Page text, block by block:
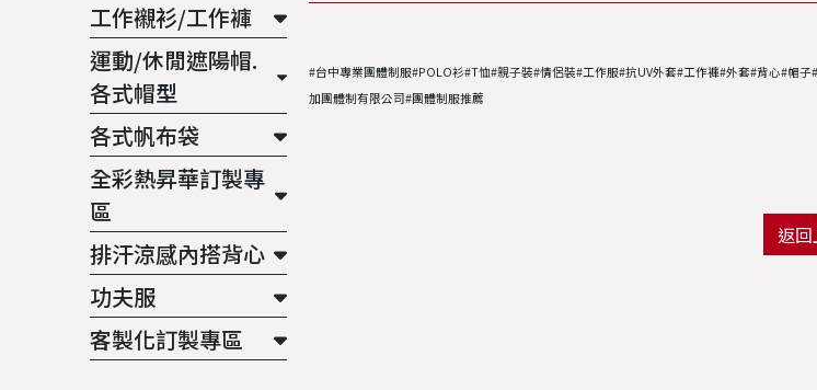
工作襯衫/工作褲
運動/休閒遮陽帽.
各式帽型
各式帆布袋
全彩熱昇華訂製專
區
排汗涼感內搭背心
功夫服
客製化訂製專區
#台中專業團體制服#POLO衫#T恤#親子裝#情侶裝#工作服#抗UV外套#工作褲#外套#背心#帽
加團體制有限公司#團體制服推薦
返